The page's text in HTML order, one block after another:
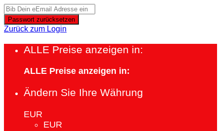
Passwort zurücksetzen
Zurück zum Login
ALLE Preise anzeigen in:
ALLE Preise anzeigen in:
Ändern Sie Ihre Währung
EUR
EUR